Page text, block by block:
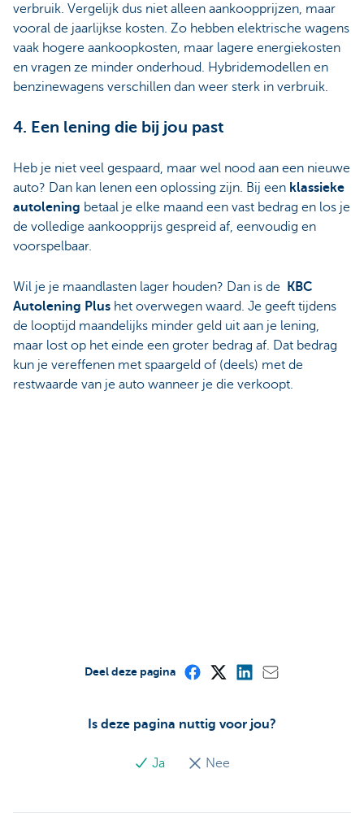
verbruik. Vergelijk dus niet alleen aankoopprijzen, maar
vooral de jaarlijkse kosten. Zo hebben elektrische wagens
vaak hogere aankoopkosten, maar lagere energiekosten
en vragen ze minder onderhoud. Hybridemodellen en
benzinewagens verschillen dan weer sterk in verbruik.
4. Een lening die bij jou past
Heb je niet veel gespaard, maar wel nood aan een nieuwe
auto? Dan kan lenen een oplossing zijn. Bij een klassieke
autolening betaal je elke maand een vast bedrag en los je
de volledige aankoopprijs gespreid af, eenvoudig en
voorspelbaar.
Wil je je maandlasten lager houden? Dan is de
KBC
Autolening Plus het overwegen waard. Je geeft tijdens
de looptijd maandelijks minder geld uit aan je lening,
maar lost op het einde een groter bedrag af. Dat bedrag
kun je vereffenen met spaargeld of (deels) met de
restwaarde van je auto wanneer je die verkoopt.
Is deze pagina nuttig voor jou?
Ja Nee
Deel deze pagina